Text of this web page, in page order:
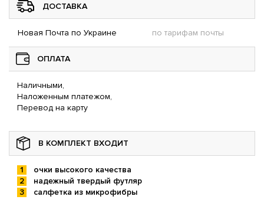
ДОСТАВКА
Новая Почта по Украине по тарифам почты
ОПЛАТА
Наличными,
Наложенным платежом,
Перевод на карту
В КОМПЛЕКТ ВХОДИТ
очки высокого качества
надежный твердый футляр
салфетка из микрофибры